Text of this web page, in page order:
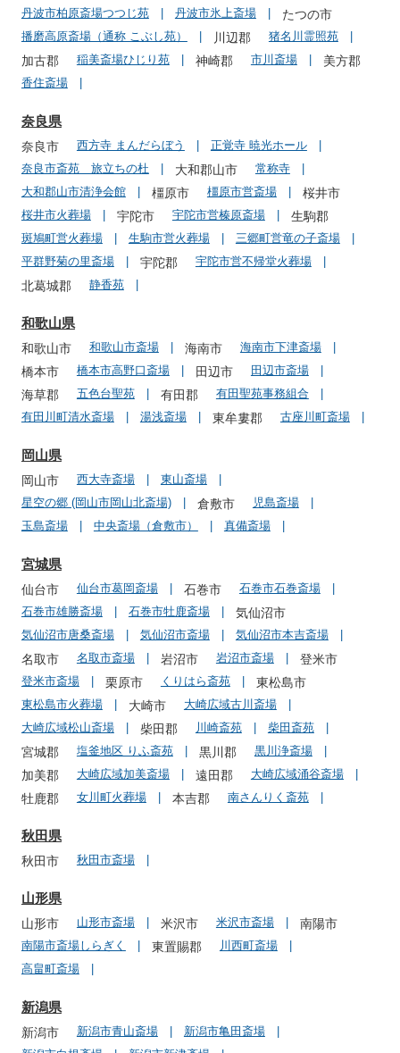
丹波市柏原斎場つつじ苑 丹波市氷上斎場 たつの市
播磨高原斎場（通称 こぶし苑） 川辺郡 猪名川霊照苑
加古郡 稲美斎場ひじり苑 神崎郡 市川斎場 美方郡
香住斎場
奈良県
奈良市 西方寺 まんだらぼう
正覚寺 暁光ホール
奈良市斎苑 旅立ちの杜
大和郡山市
常称寺
大和郡山市清浄会館
橿原市 橿原市営斎場 桜井市
桜井市火葬場 宇陀市 宇陀市営榛原斎場 生駒郡
斑鳩町営火葬場 生駒市営火葬場
三郷町営竜の子斎場
平群野菊の里斎場
宇陀郡 宇陀市営不帰堂火葬場
北葛城郡 静香苑
和歌山県
和歌山市 和歌山市斎場 海南市 海南市下津斎場
橋本市 橋本市高野口斎場 田辺市 田辺市斎場
海草郡 五色台聖苑 有田郡
有田聖苑事務組合
有田川町清水斎場
湯浅斎場 東牟婁郡 古座川町斎場
岡山県
岡山市 西大寺斎場
東山斎場
星空の郷 (岡山市岡山北斎場)
倉敷市
児島斎場
玉島斎場
中央斎場（倉敷市） 真備斎場
宮城県
仙台市 仙台市葛岡斎場 石巻市
石巻市石巻斎場
石巻市雄勝斎場
石巻市牡鹿斎場 気仙沼市
気仙沼市唐桑斎場 気仙沼市斎場 気仙沼市本吉斎場
名取市 名取市斎場 岩沼市 岩沼市斎場 登米市
登米市斎場 栗原市 くりはら斎苑 東松島市
東松島市火葬場 大崎市
大崎広域古川斎場
大崎広域松山斎場
柴田郡 川崎斎苑 柴田斎苑
宮城郡 塩釜地区 りふ斎苑 黒川郡 黒川浄斎場
加美郡 大崎広域加美斎場 遠田郡 大崎広域涌谷斎場
牡鹿郡 女川町火葬場 本吉郡 南さんりく斎苑
秋田県
秋田市 秋田市斎場
山形県
山形市 山形市斎場 米沢市 米沢市斎場 南陽市
南陽市斎場しらぎく 東置賜郡
川西町斎場
高畠町斎場
新潟県
新潟市 新潟市青山斎場
新潟市亀田斎場